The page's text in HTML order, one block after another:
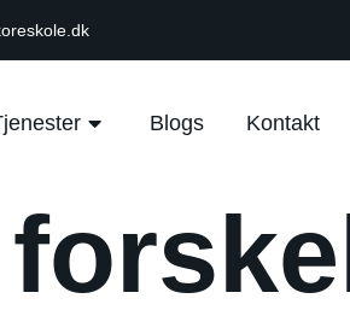
Blogs Kontakt